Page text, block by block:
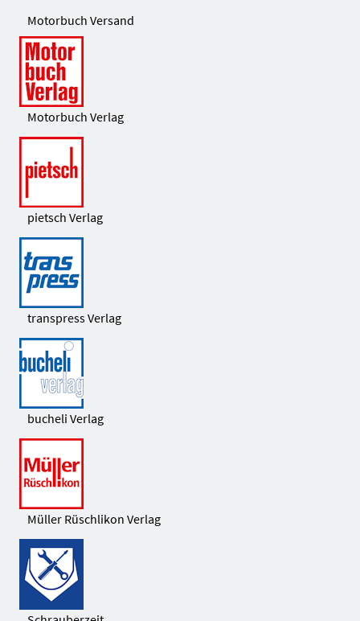
Motorbuch Versand
Motorbuch Verlag
pietsch Verlag
transpress Verlag
bucheli Verlag
Müller Rüschlikon Verlag